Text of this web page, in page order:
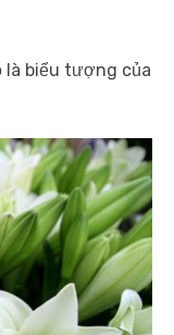
là biểu tượng của